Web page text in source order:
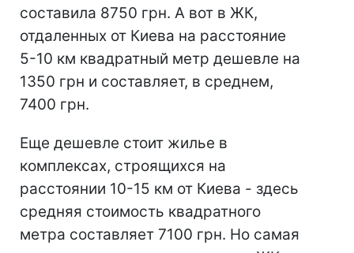
составила 8750 грн. А вот в ЖК,
отдаленных от Киева на расстояние
5-10 км квадратный метр дешевле на
1350 грн и составляет, в среднем,
7400 грн.
Еще дешевле стоит жилье в
комплексах, строящихся на
расстоянии 10-15 км от Киева - здесь
средняя стоимость квадратного
метра составляет 7100 грн. Но самая